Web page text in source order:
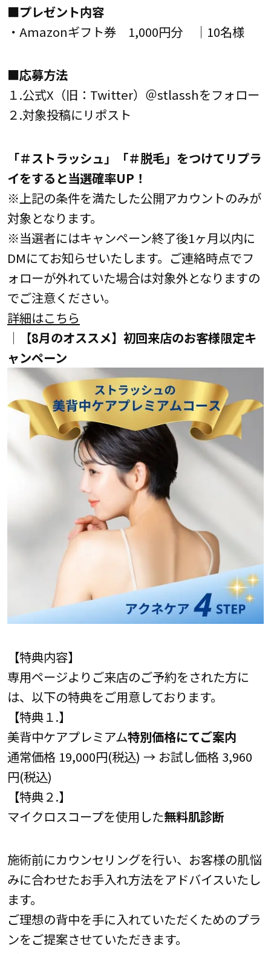
■プレゼント内容
・Amazonギフト券 1,000円分 ｜10名様
■応募方法
１.公式X（旧：Twitter）＠stlasshをフォロー
２.対象投稿にリポスト
「＃ストラッシュ」「＃脱毛」をつけてリプラ
イをすると当選確率UP！
※上記の条件を満たした公開アカウントのみが
対象となります。
※当選者にはキャンペーン終了後1ヶ月以内に
DMにてお知らせいたします。ご連絡時点でフ
ォローが外れていた場合は対象外となりますの
でご注意ください。
詳細はこちら
│【8月のオススメ】初回来店のお客様限定キ
ャンペーン
【特典内容】
専用ページよりご来店のご予約をされた方に
は、以下の特典をご用意しております。
【特典１.】
美背中ケアプレミアム特別価格にてご案内
通常価格 19,000円(税込) → お試し価格 3,960
円(税込)
【特典２.】
マイクロスコープを使用した無料肌診断
施術前にカウンセリングを行い、お客様の肌悩
みに合わせたお手入れ方法をアドバイスいたし
ます。
ご理想の背中を手に入れていただくためのプラ
ンをご提案させていただきます。